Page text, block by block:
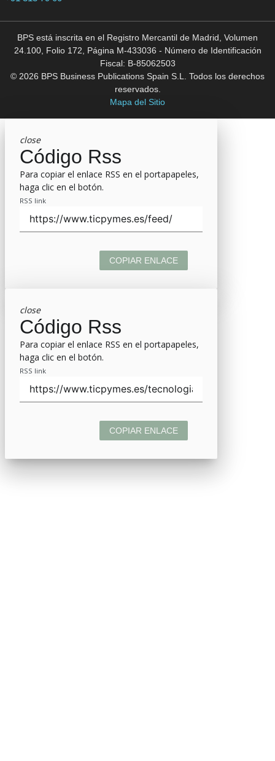
BPS está inscrita en el Registro Mercantil de Madrid, Volumen
24.100, Folio 172, Página M-433036 - Número de Identificación
Fiscal: B-85062503
© 2026 BPS Business Publications Spain S.L. Todos los derechos
reservados.
Mapa del Sitio
close
Código Rss
Para copiar el enlace RSS en el portapapeles,
haga clic en el botón.
RSS link
COPIAR ENLACE
close
Código Rss
Para copiar el enlace RSS en el portapapeles,
haga clic en el botón.
RSS link
COPIAR ENLACE